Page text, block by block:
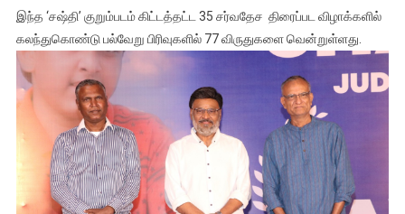
இந்த ‘சஷ்தி’ குறும்படம் கிட்டத்தட்ட 35 சர்வதேச திரைப்பட விழாக்களில்
கலந்துகொண்டு பல்வேறு பிரிவுகளில் 77 விருதுகளை வென்றுள்ளது.